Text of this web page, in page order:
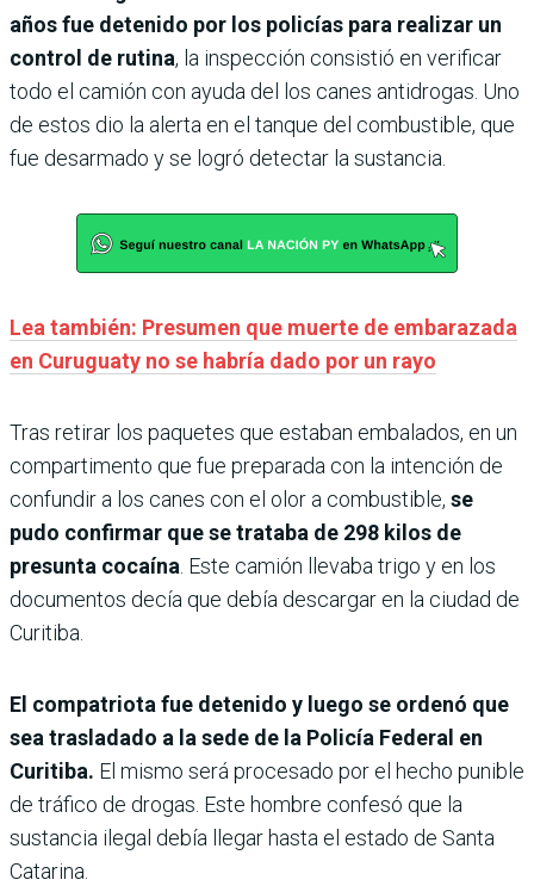
años fue detenido por los policías para realizar un
control de rutina, la inspección consistió en verificar
todo el camión con ayuda del los canes antidrogas. Uno
de estos dio la alerta en el tanque del combustible, que
fue desarmado y se logró detectar la sustancia.
Lea también: Presumen que muerte de embarazada
en Curuguaty no se habría dado por un rayo
Tras retirar los paquetes que estaban embalados, en un
compartimento que fue preparada con la intención de
confundir a los canes con el olor a combustible, se
pudo confirmar que se trataba de 298 kilos de
presunta cocaína . Este camión llevaba trigo y en los
documentos decía que debía descargar en la ciudad de
Curitiba.
El compatriota fue detenido y luego se ordenó que
sea trasladado a la sede de la Policía Federal en
Curitiba. El mismo será procesado por el hecho punible
de tráfico de drogas. Este hombre confesó que la
sustancia ilegal debía llegar hasta el estado de Santa
Catarina.